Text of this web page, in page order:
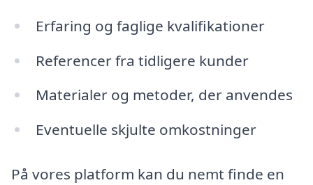
Erfaring og faglige kvalifikationer
Referencer fra tidligere kunder
Materialer og metoder, der anvendes
Eventuelle skjulte omkostninger
På vores platform kan du nemt finde en